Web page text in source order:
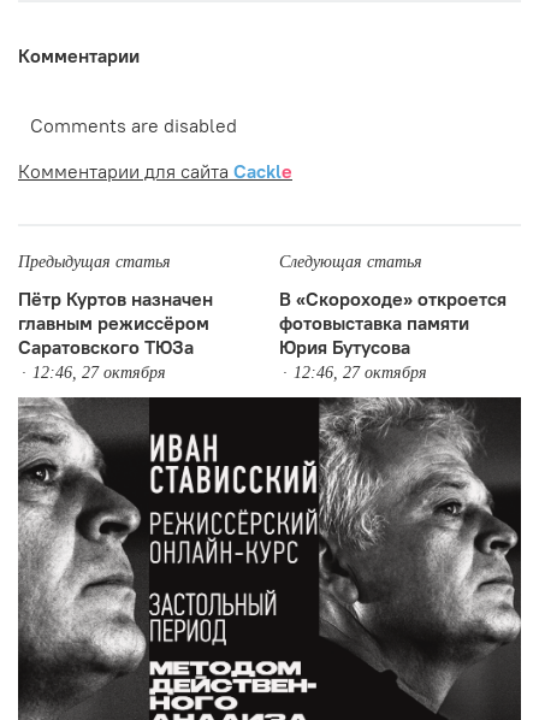
Комментарии
Comments are disabled
Комментарии для сайта Cackle
Предыдущая статья
Пётр Куртов назначен
главным режиссёром
Саратовского ТЮЗа
12:46, 27 октября
Следующая статья
В «Скороходе» откроется
фотовыставка памяти
Юрия Бутусова
12:46, 27 октября